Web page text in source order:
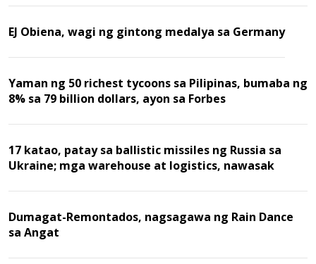
EJ Obiena, wagi ng gintong medalya sa Germany
Yaman ng 50 richest tycoons sa Pilipinas, bumaba ng
8% sa 79 billion dollars, ayon sa Forbes
17 katao, patay sa ballistic missiles ng Russia sa
Ukraine; mga warehouse at logistics, nawasak
Dumagat-Remontados, nagsagawa ng Rain Dance
sa Angat